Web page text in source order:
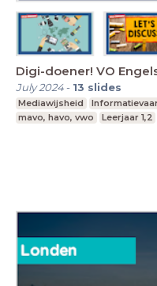
Digi-doener! VO
July 2024- 13 slides
Mediawijsheid
mavo, havo, vwo
Leerjaar 1,2